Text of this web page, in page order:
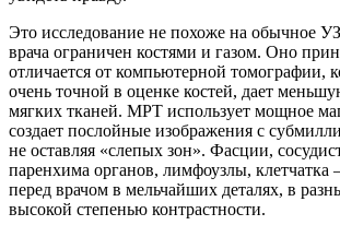
Это исследование не похоже на обычное
врача ограничен костями и газом. Оно
отличается от компьютерной томографии,
очень точной в оценке костей, дает
мягких тканей. МРТ использует мощное
создает послойные изображения с
не оставляя «слепых зон». Фасции,
паренхима органов, лимфоузлы, клетчатка
перед врачом в мельчайших деталях, в
высокой степенью контрастности.